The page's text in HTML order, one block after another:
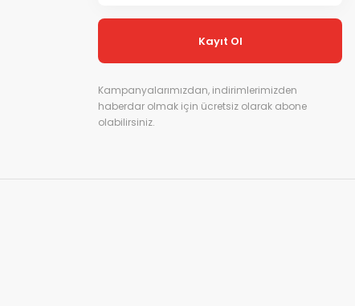
Kayıt Ol
Kampanyalarımızdan, indirimlerimizden
haberdar olmak için ücretsiz olarak abone
olabilirsiniz.